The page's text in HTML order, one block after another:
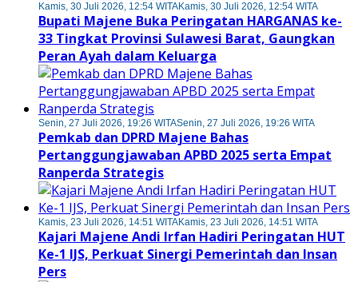
Kamis, 30 Juli 2026, 12:54 WITAKamis, 30 Juli 2026, 12:54 WITA
Bupati Majene Buka Peringatan HARGANAS ke-
33 Tingkat Provinsi Sulawesi Barat, Gaungkan
Peran Ayah dalam Keluarga
Senin, 27 Juli 2026, 19:26 WITASenin, 27 Juli 2026, 19:26 WITA
Pemkab dan DPRD Majene Bahas
Pertanggungjawaban APBD 2025 serta Empat
Ranperda Strategis
Kamis, 23 Juli 2026, 14:51 WITAKamis, 23 Juli 2026, 14:51 WITA
Kajari Majene Andi Irfan Hadiri Peringatan HUT
Ke-1 IJS, Perkuat Sinergi Pemerintah dan Insan
Pers